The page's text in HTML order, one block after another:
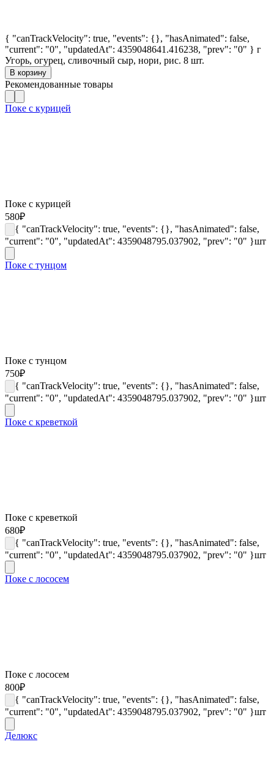
{ "canTrackVelocity": true, "events": {}, "hasAnimated": false,
"current": "0", "updatedAt": 4359048641.416238, "prev": "0" } г
Угорь, огурец, сливочный сыр, нори, рис. 8 шт.
В корзину
Рекомендованные товары
Поке с курицей
Поке с курицей
580₽
{ "canTrackVelocity": true, "events": {}, "hasAnimated": false,
"current": "0", "updatedAt": 4359048795.037902, "prev": "0" }шт
Поке с тунцом
Поке с тунцом
750₽
{ "canTrackVelocity": true, "events": {}, "hasAnimated": false,
"current": "0", "updatedAt": 4359048795.037902, "prev": "0" }шт
Поке с креветкой
Поке с креветкой
680₽
{ "canTrackVelocity": true, "events": {}, "hasAnimated": false,
"current": "0", "updatedAt": 4359048795.037902, "prev": "0" }шт
Поке с лососем
Поке с лососем
800₽
{ "canTrackVelocity": true, "events": {}, "hasAnimated": false,
"current": "0", "updatedAt": 4359048795.037902, "prev": "0" }шт
Делюкс